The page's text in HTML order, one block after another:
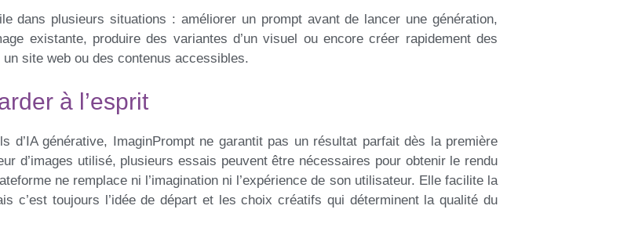
dans plusieurs situations : améliorer un prompt avant de lancer une génération,
existante, produire des variantes d’un visuel ou encore créer rapidement des
un site web ou des contenus accessibles.
à l’esprit
d’IA générative, ImaginPrompt ne garantit pas un résultat parfait dès la première
d’images utilisé, plusieurs essais peuvent être nécessaires pour obtenir le rendu
ne remplace ni l’imagination ni l’expérience de son utilisateur. Elle facilite la
c’est toujours l’idée de départ et les choix créatifs qui déterminent la qualité du